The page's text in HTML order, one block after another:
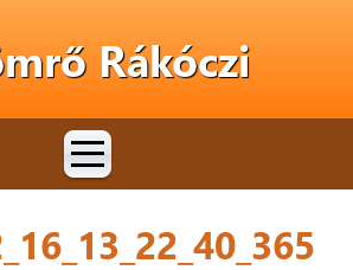
Rákóczi